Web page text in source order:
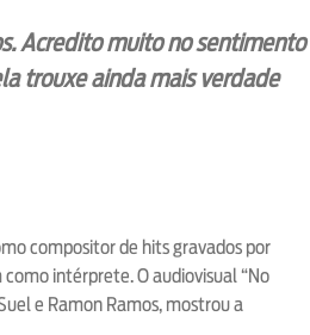
Acredito muito no sentimento
trouxe ainda mais verdade
compositor de hits gravados por
intérprete. O audiovisual “No
e Ramon Ramos, mostrou a